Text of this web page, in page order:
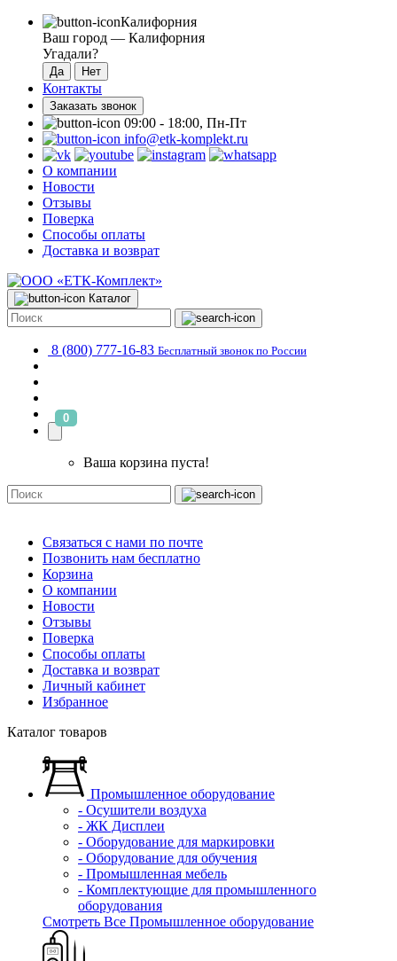
Калифорния
Ваш город — Калифорния
Угадали?
Контакты
Заказать звонок
09:00 - 18:00, Пн-Пт
info@etk-komplekt.ru
О компании
Новости
Отзывы
Поверка
Способы оплаты
Доставка и возврат
Каталог
8 (800) 777-16-83 Бесплатный звонок по России
0
Ваша корзина пуста!
Связаться с нами по почте
Позвонить нам бесплатно
Корзина
О компании
Новости
Отзывы
Поверка
Способы оплаты
Доставка и возврат
Личный кабинет
Избранное
Каталог товаров
Промышленное оборудование
- Осушители воздуха
- ЖК Дисплеи
- Оборудование для маркировки
- Оборудование для обучения
- Промышленная мебель
- Комплектующие для промышленного
оборудования
Смотреть Все Промышленное оборудование